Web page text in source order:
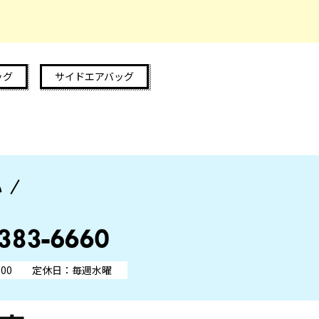
グ サイドエアバッグ
定休日：毎週水曜